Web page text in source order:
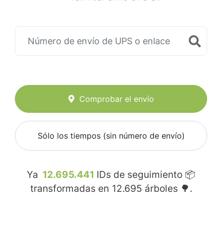
Comprobar el envío
Sólo los tiempos (sin número de envío)
Ya 12.695.441 IDs de seguimiento 📦
transformadas en 12.695 árboles 🌳.